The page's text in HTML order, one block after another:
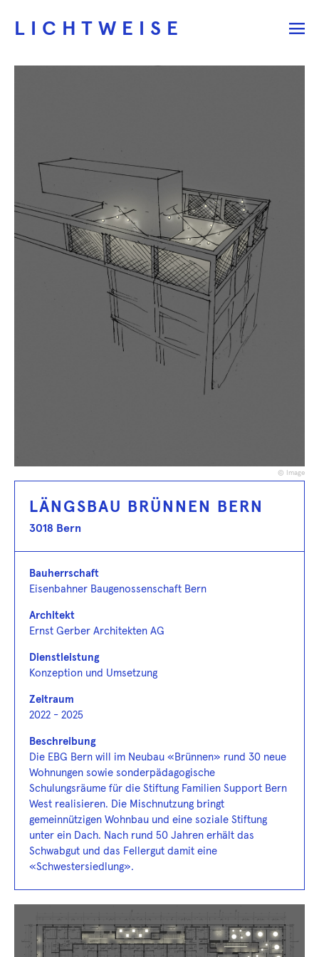
LICHTWEISE
© Image
LÄNGSBAU BRÜNNEN BERN
3018 Bern
Bauherrschaft
Eisenbahner Baugenossenschaft Bern
Architekt
Ernst Gerber Architekten AG
Dienstleistung
Konzeption und Umsetzung
Zeitraum
2022 - 2025
Beschreibung
Die EBG Bern will im Neubau «Brünnen» rund 30 neue
Wohnungen sowie sonderpädagogische
Schulungsräume für die Stiftung Familien Support Bern
West realisieren. Die Mischnutzung bringt
gemeinnützigen Wohnbau und eine soziale Stiftung
unter ein Dach. Nach rund 50 Jahren erhält das
Schwabgut und das Fellergut damit eine
«Schwestersiedlung».